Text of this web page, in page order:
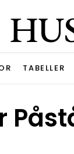
TABELLER